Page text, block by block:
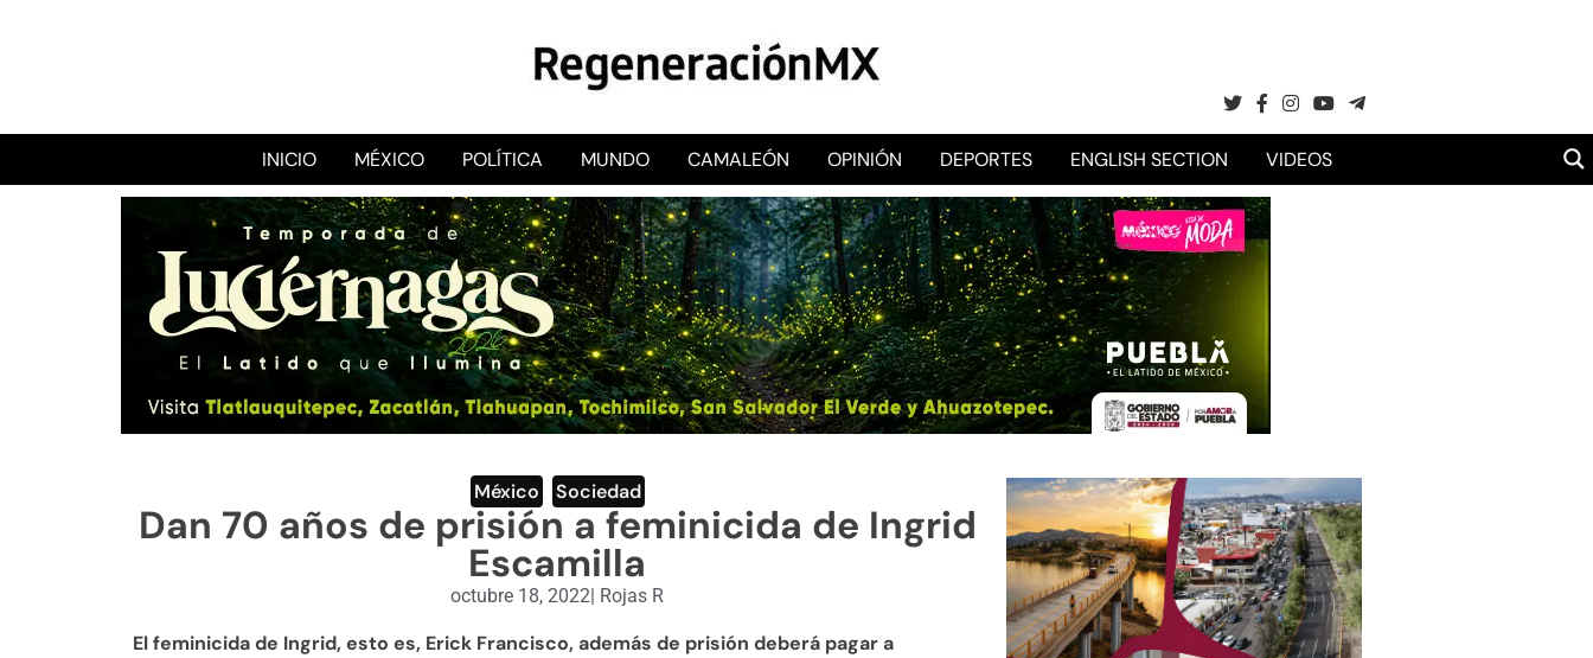
RegeneraciónMX
Sitio de noticias libre e independiente
INICIO MÉXICO POLÍTICA MUNDO CAMALEÓN OPINIÓN DEPORTES ENGLISH SECTION VIDEOS
México Sociedad
Dan 70 años de prisión a feminicida de Ingrid
Escamilla
octubre 18, 2022 Rojas R
El feminicida de Ingrid, esto es, Erick Francisco, además de prisión deberá pagar a